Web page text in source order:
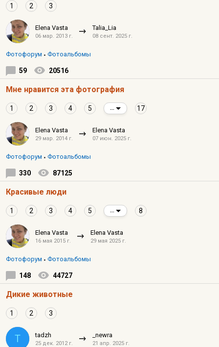
1 2 3
Elena Vasta
06 мар. 2013 г.
Talia_Lia
08 сент. 2025 г.
Фотофорум Фотоальбомы
59 20516
Мне нравится эта фотография
1 2 3 4 5 17
Elena Vasta
29 мар. 2014 г.
Elena Vasta
07 июн. 2025 г.
Фотофорум Фотоальбомы
330 87125
Красивые люди
1 2 3 4 5 8
Elena Vasta
16 мая 2015 г.
Elena Vasta
29 мая 2025 г.
Фотофорум Фотоальбомы
148 44727
Дикие животные
1 2 3
T tadzh
25 дек. 2012 г.
_newra
21 апр. 2025 г.